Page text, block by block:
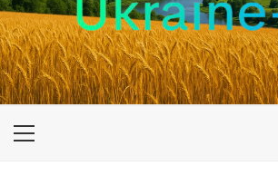
UKRAINE-IS
ПОДОРОЖI ПО УКРАЇНІ
Primary